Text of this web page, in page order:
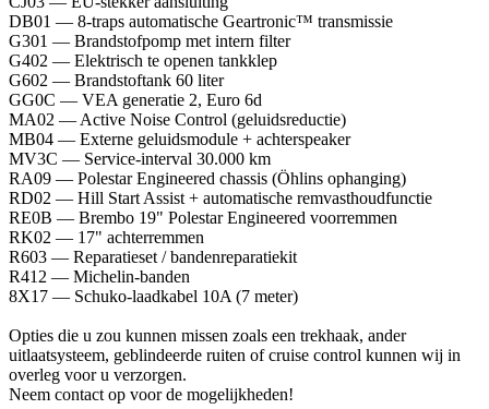
DB01 — 8-traps automatische Geartronic™ transmissie
G301 — Brandstofpomp met intern filter
G402 — Elektrisch te openen tankklep
G602 — Brandstoftank 60 liter
GG0C — VEA generatie 2, Euro 6d
MA02 — Active Noise Control (geluidsreductie)
MB04 — Externe geluidsmodule + achterspeaker
MV3C — Service-interval 30.000 km
RA09 — Polestar Engineered chassis (Öhlins ophanging)
RD02 — Hill Start Assist + automatische remvasthoudfunctie
RE0B — Brembo 19" Polestar Engineered voorremmen
RK02 — 17" achterremmen
R603 — Reparatieset / bandenreparatiekit
R412 — Michelin-banden
8X17 — Schuko-laadkabel 10A (7 meter)
Opties die u zou kunnen missen zoals een trekhaak, ander
uitlaatsysteem, geblindeerde ruiten of cruise control kunnen wij in
overleg voor u verzorgen.
Neem contact op voor de mogelijkheden!